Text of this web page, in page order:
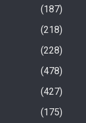
187
218
228
478
427
175